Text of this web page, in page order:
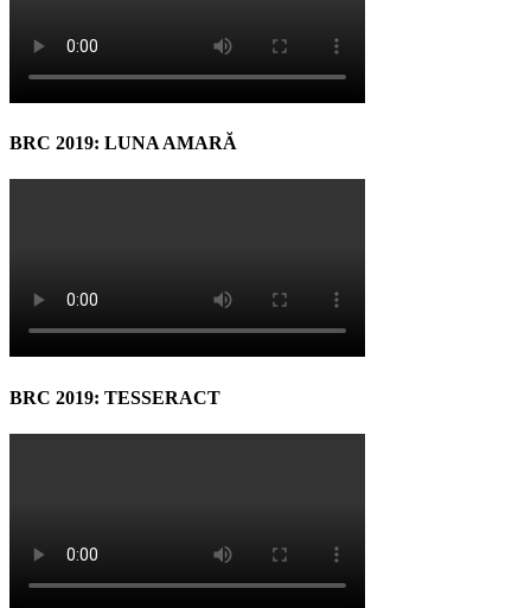
BRC 2019: LUNA AMARĂ
BRC 2019: TESSERACT